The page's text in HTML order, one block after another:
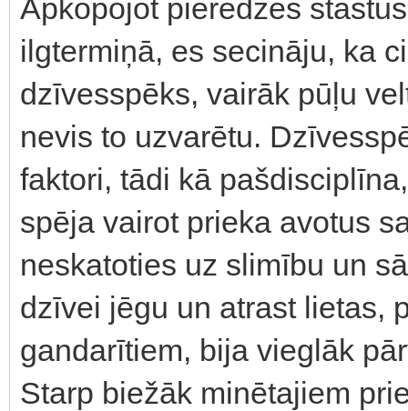
Apkopojot pieredzes
ilgtermiņā, es secināju, ka
dzīvesspēks, vairāk pūļu
nevis to uzvarētu.
faktori, tādi kā
spēja vairot prieka avotus
neskatoties uz slimību un
dzīvei jēgu un atrast lietas,
gandarītiem, bija vieglāk
Starp biežāk minētajiem